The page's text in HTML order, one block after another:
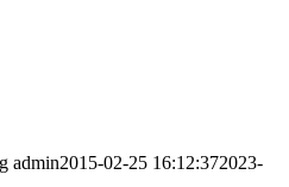
admin2015-02-25 16:12:372023-